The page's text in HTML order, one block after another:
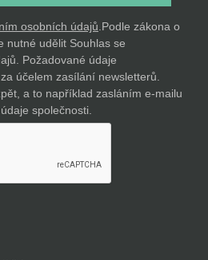
osobních údajů.Podle zákona o
nutné udělit Souhlas se
Požadované údaje
účelem zasílání newsletterů.
a to například zasláním e-mailu
společnosti.